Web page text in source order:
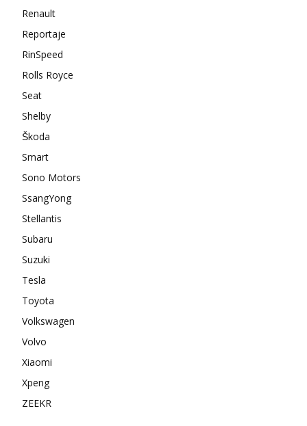
Renault
Reportaje
RinSpeed
Rolls Royce
Seat
Shelby
Škoda
Smart
Sono Motors
SsangYong
Stellantis
Subaru
Suzuki
Tesla
Toyota
Volkswagen
Volvo
Xiaomi
Xpeng
ZEEKR